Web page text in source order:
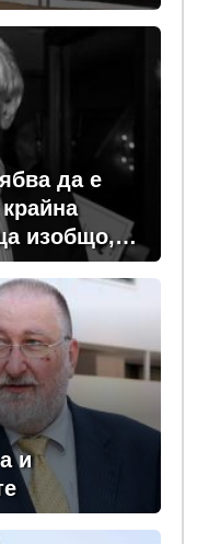
да е
изобщо,
с него
и